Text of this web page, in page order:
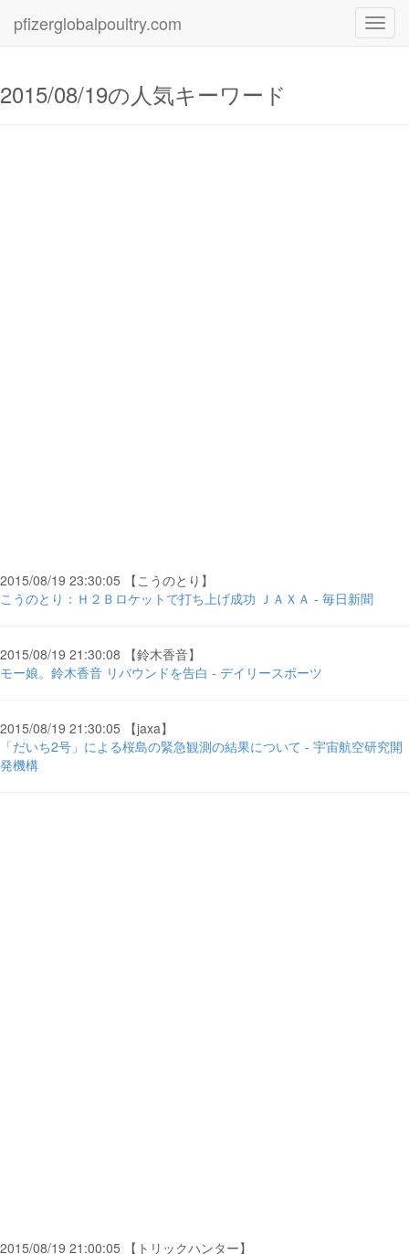
pfizerglobalpoultry.com
2015/08/19の人気キーワード
2015/08/19 23:30:05 【こうのとり】
こうのとり：Ｈ２Ｂロケットで打ち上げ成功 ＪＡＸＡ - 毎日新聞
2015/08/19 21:30:08 【鈴木香音】
モー娘。鈴木香音 リバウンドを告白 - デイリースポーツ
2015/08/19 21:30:05 【jaxa】
「だいち2号」による桜島の緊急観測の結果について - 宇宙航空研究開
発機構
2015/08/19 21:00:05 【トリックハンター】